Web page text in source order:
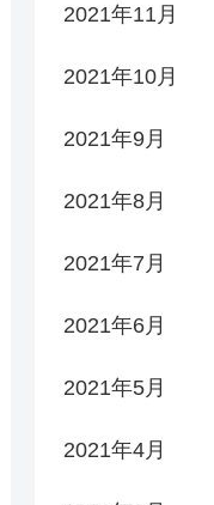
2021年11月
2021年10月
2021年9月
2021年8月
2021年7月
2021年6月
2021年5月
2021年4月